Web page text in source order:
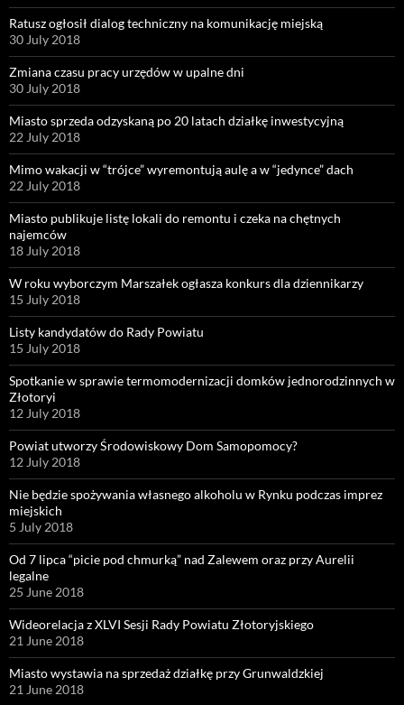
Ratusz ogłosił dialog techniczny na komunikację miejską
30 July 2018
Zmiana czasu pracy urzędów w upalne dni
30 July 2018
Miasto sprzeda odzyskaną po 20 latach działkę inwestycyjną
22 July 2018
Mimo wakacji w “trójce” wyremontują aulę a w “jedynce” dach
22 July 2018
Miasto publikuje listę lokali do remontu i czeka na chętnych
najemców
18 July 2018
W roku wyborczym Marszałek ogłasza konkurs dla dziennikarzy
15 July 2018
Listy kandydatów do Rady Powiatu
15 July 2018
Spotkanie w sprawie termomodernizacji domków jednorodzinnych w
Złotoryi
12 July 2018
Powiat utworzy Środowiskowy Dom Samopomocy?
12 July 2018
Nie będzie spożywania własnego alkoholu w Rynku podczas imprez
miejskich
5 July 2018
Od 7 lipca “picie pod chmurką” nad Zalewem oraz przy Aurelii
legalne
25 June 2018
Wideorelacja z XLVI Sesji Rady Powiatu Złotoryjskiego
21 June 2018
Miasto wystawia na sprzedaż działkę przy Grunwaldzkiej
21 June 2018